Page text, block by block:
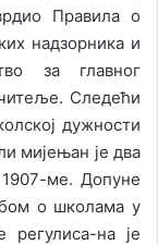
Правила о
надзорника и
за главног
Следећи
дужности
мијењан је два
ме. Допуне
о школама у
регулиса-на је